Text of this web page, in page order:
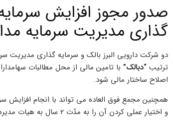
گذاری مدیریت سرمایه
دو شرکت دارویی البرز بالک و سرمایه گذاری مدیریت
ترتیب “دبالک”
اصلاح ساختار مالی شود.
و اختیار عملی کردن آن را به مدّت 2 سال به هیات مدیره تفویض کند تا پس از أخذ مجوز سازمان نسبت به عملی شدن آن اقدام شود.